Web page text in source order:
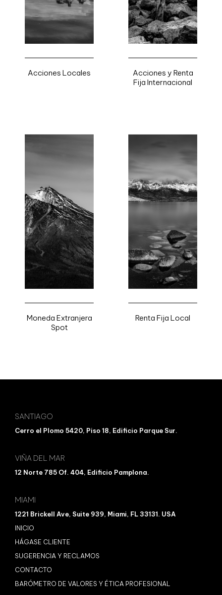
Acciones Locales
Acciones y Renta
Fija Internacional
Moneda Extranjera
Spot
Renta Fija Local
SANTIAGO
Cerro el Plomo 5420, Piso 18, Edificio Parque Sur.
VIÑA DEL MAR
12 Norte 785 Of. 404, Edificio Pamplona.
MIAMI
1221 Brickell Ave, Suite 939, Miami, FL 33131. USA
INICIO
HÁGASE CLIENTE
SUGERENCIA Y RECLAMOS
CONTACTO
BARÓMETRO DE VALORES Y ÉTICA PROFESIONAL